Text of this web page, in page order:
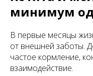
минимум
В первые месяцы
от внешней заботы.
частое кормление,
взаимодействие.